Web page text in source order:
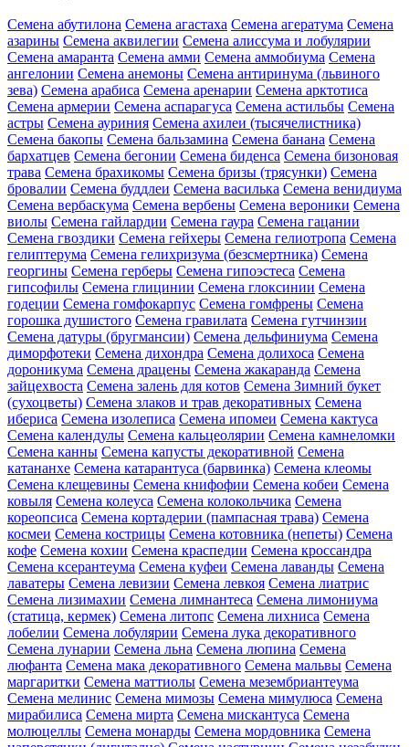
Семена абутилона Семена агастаха Семена агератума Семена
азарины Семена аквилегии Семена алиссума и лобулярии
Семена амаранта Семена амми Семена аммобиума Семена
ангелонии Семена анемоны Семена антиринума (львиного
зева) Семена арабиса Семена аренарии Семена арктотиса
Семена армерии Семена аспарагуса Семена астильбы Семена
астры Семена ауриния Семена ахилеи (тысячелистника)
Семена бакопы Семена бальзамина Семена банана Семена
бархатцев Семена бегонии Семена биденса Семена бизоновая
трава Семена брахикомы Семена бризы (трясунки) Семена
бровалии Семена буддлеи Семена василька Семена венидиума
Семена вербаскума Семена вербены Семена вероники Семена
виолы Семена гайлардии Семена гаура Семена гацании
Семена гвоздики Семена гейхеры Семена гелиотропа Семена
гелиптерума Семена гелихризума (безсмертника) Семена
георгины Семена герберы Семена гипоэстеса Семена
гипсофилы Семена глицинии Семена глоксинии Семена
годеции Семена гомфокарпус Семена гомфрены Семена
горошка душистого Семена гравилата Семена гутчинзии
Семена датуры (бругмансии) Семена дельфиниума Семена
диморфотеки Семена дихондра Семена долихоса Семена
дороникума Семена драцены Семена жакаранда Семена
зайцехвоста Семена залень для котов Семена Зимний букет
(сухоцветы) Семена злаков и трав декоративных Семена
ибериса Семена изолеписа Семена ипомеи Семена кактуса
Семена календулы Семена кальцеолярии Семена камнеломки
Семена канны Семена капусты декоративной Семена
катананхе Семена катарантуса (барвинка) Семена клеомы
Семена клещевины Семена книфофии Семена кобеи Семена
ковыля Семена колеуса Семена колокольчика Семена
кореопсиса Семена кортадерии (пампасная трава) Семена
космеи Семена кострицы Семена котовника (непеты) Семена
кофе Семена кохии Семена краспедии Семена кроссандра
Семена ксерантеума Семена куфеи Семена лаванды Семена
лаватеры Семена левизии Семена левкоя Семена лиатрис
Семена лизимахии Семена лимнантеса Семена лимониума
(статица, кермек) Семена литопс Семена лихниса Семена
лобелии Семена лобулярии Семена лука декоративного
Семена лунарии Семена льна Семена люпина Семена
люфанта Семена мака декоративного Семена мальвы Семена
маргаритки Семена маттиолы Семена мезембриантеума
Семена мелинис Семена мимозы Семена мимулюса Семена
мирабилиса Семена мирта Семена мискантуса Семена
молюцеллы Семена монарды Семена мордовника Семена